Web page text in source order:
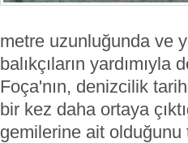
metre uzunluğunda ve
balıkçıların yardımıyla
Foça'nın, denizcilik
bir kez daha ortaya
gemilerine ait